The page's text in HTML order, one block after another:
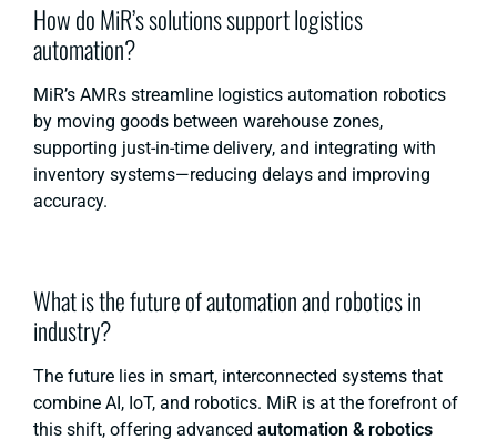
How do MiR’s solutions support logistics
automation?
MiR’s AMRs streamline logistics automation robotics
by moving goods between warehouse zones,
supporting just-in-time delivery, and integrating with
inventory systems—reducing delays and improving
accuracy.
What is the future of automation and robotics in
industry?
The future lies in smart, interconnected systems that
combine AI, IoT, and robotics. MiR is at the forefront of
this shift, offering advanced automation & robotics